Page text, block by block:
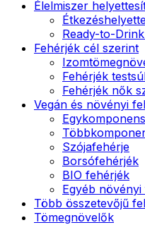
Élelmiszer
Ready-to-
Fehérjék cél szerint
Fehérjék
Fehérjék nők
Vegán és növényi
Szójafehérje
Borsófehérjék
BIO fehérjék
Egyéb
Több összetevőjű
Tömegnövelők